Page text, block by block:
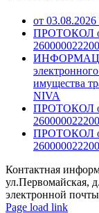
от
ПРОТОКОЛ о
имущества
NIVA
ПРОТОКОЛ о
ПРОТОКОЛ о
Контактная
ул.Первомайская,
электронной
Page load link